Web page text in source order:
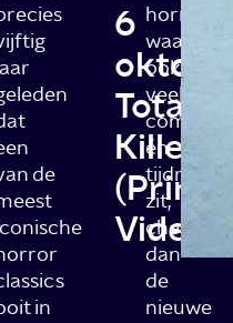
de
in
6
Totally
Killer
(Prime
Video)
horror
waarin
ook
veel
comedy
én
tijdreizen
zit,
check
dan
de
nieuwe